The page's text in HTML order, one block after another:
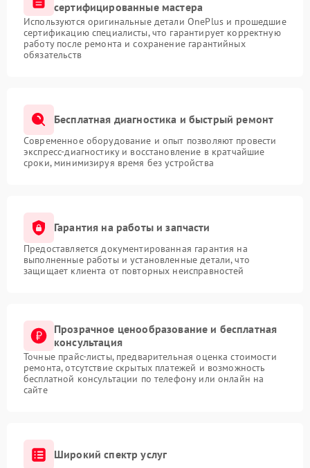
сертифицированные мастера
Используются оригинальные детали OnePlus и прошедшие
сертификацию специалисты, что гарантирует корректную
работу после ремонта и сохранение гарантийных
обязательств
Бесплатная диагностика и быстрый ремонт
Современное оборудование и опыт позволяют провести
экспресс-диагностику и восстановление в кратчайшие
сроки, минимизируя время без устройства
Гарантия на работы и запчасти
Предоставляется документированная гарантия на
выполненные работы и установленные детали, что
защищает клиента от повторных неисправностей
Прозрачное ценообразование и бесплатная
консультация
Точные прайс-листы, предварительная оценка стоимости
ремонта, отсутствие скрытых платежей и возможность
бесплатной консультации по телефону или онлайн на
сайте
Широкий спектр услуг